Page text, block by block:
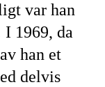
var han
1969, da
han et
delvis